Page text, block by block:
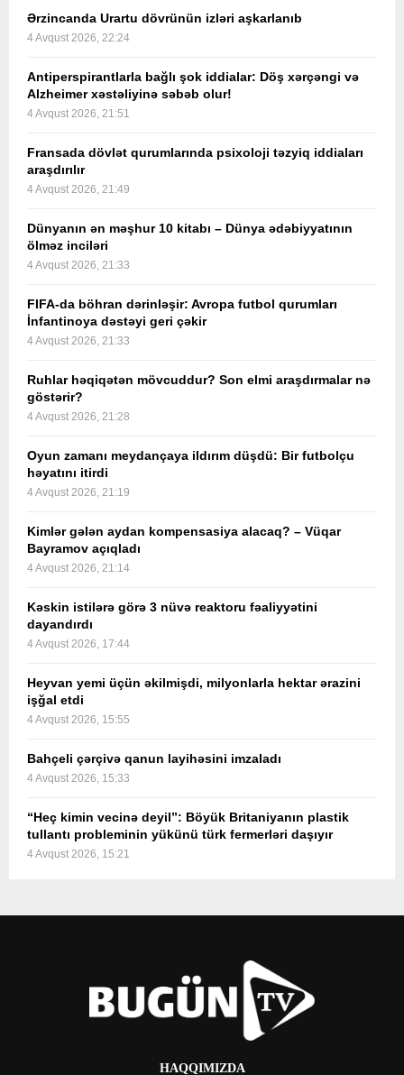
Ərzincanda Urartu dövrünün izləri aşkarlanıb
4 Avqust 2026, 22:24
Antiperspirantlarla bağlı şok iddialar: Döş xərçəngi və
Alzheimer xəstəliyinə səbəb olur!
4 Avqust 2026, 21:51
Fransada dövlət qurumlarında psixoloji təzyiq iddiaları
araşdırılır
4 Avqust 2026, 21:49
Dünyanın ən məşhur 10 kitabı – Dünya ədəbiyyatının
ölməz inciləri
4 Avqust 2026, 21:33
FIFA-da böhran dərinləşir: Avropa futbol qurumları
İnfantinoya dəstəyi geri çəkir
4 Avqust 2026, 21:33
Ruhlar həqiqətən mövcuddur? Son elmi araşdırmalar nə
göstərir?
4 Avqust 2026, 21:28
Oyun zamanı meydançaya ildırım düşdü: Bir futbolçu
həyatını itirdi
4 Avqust 2026, 21:19
Kimlər gələn aydan kompensasiya alacaq? – Vüqar
Bayramov açıqladı
4 Avqust 2026, 21:14
Kəskin istilərə görə 3 nüvə reaktoru fəaliyyətini
dayandırdı
4 Avqust 2026, 17:44
Heyvan yemi üçün əkilmişdi, milyonlarla hektar ərazini
işğal etdi
4 Avqust 2026, 15:55
Bahçeli çərçivə qanun layihəsini imzaladı
4 Avqust 2026, 15:33
“Heç kimin vecinə deyil”: Böyük Britaniyanın plastik
tullantı probleminin yükünü türk fermerləri daşıyır
4 Avqust 2026, 15:21
HAQQIMIZDA